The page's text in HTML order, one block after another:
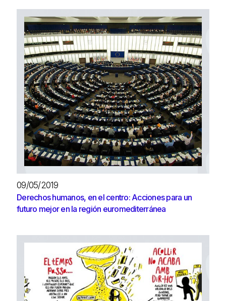
09/05/2019
Derechos humanos, en el centro: Acciones para un
futuro mejor en la región euromediterránea